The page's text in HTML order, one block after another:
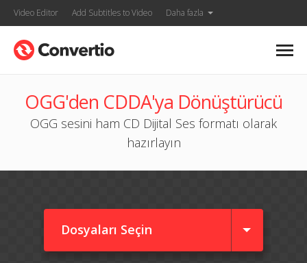
Video Editor Add Subtitles to Video Daha fazla
OGG'den CDDA'ya Dönüştürücü
OGG sesini ham CD Dijital Ses formatı olarak
hazırlayın
Dosyaları Seçin